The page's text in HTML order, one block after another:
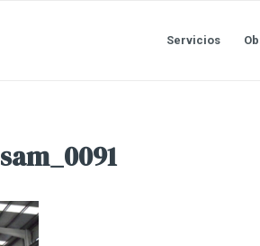
Servicios
sam_0091